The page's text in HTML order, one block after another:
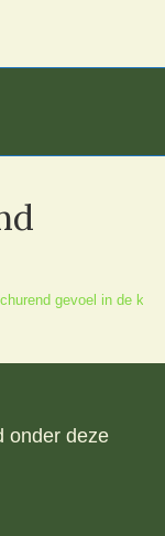
gevoel in de knie
onder deze